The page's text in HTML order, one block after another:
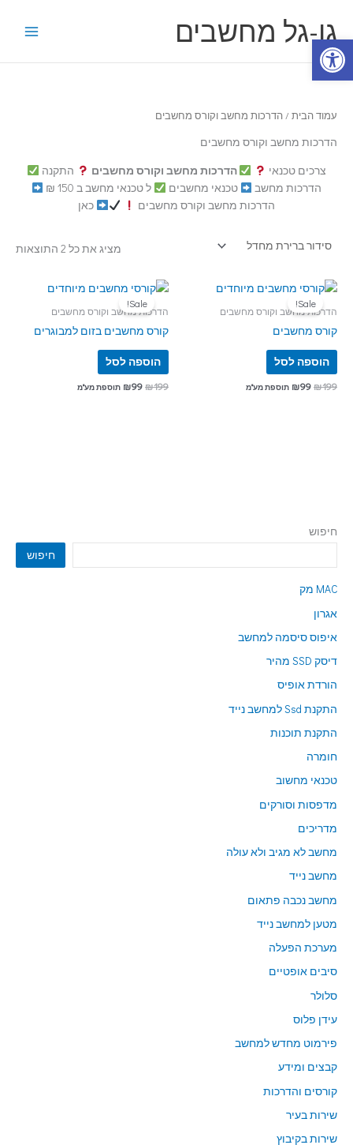
לתוכןגו-גל מחשבים
חיפוש
חיפוש
MAC מק
אגרון
איפוס סיסמה למחשב
דיסק SSD מהיר
הורדת אופיס
התקנת Ssd למחשב נייד
התקנת תוכנות
חומרה
טכנאי מחשוב
מדפסות וסורקים
מדריכים
מחשב לא מגיב ולא עולה
מחשב נייד
מחשב נכבה פתאום
מטען למחשב נייד
מערכת הפעלה
סיבים אופטיים
סלולר
עידן פלוס
פירמוט מחדש למחשב
קבצים ומידע
קורסים והדרכות
שירות בעיר
שירות בקיבוץ
עמוד הבית / הדרכות מחשב וקורס מחשבים
הדרכות מחשב וקורס מחשבים
צרכים טכנאי
הדרכות מחשב וקורס מחשבים
התקנה
הדרכות מחשב
טכנאי מחשבים
ל טכנאי מחשב ב 150 ₪
הדרכות מחשב וקורס מחשבים
כאן
מציג את כל 2 התוצאות
Sale!
הדרכות מחשב וקורס מחשבים
קורס מחשבים
הוספה לסל
₪199
₪99 תוספת מע"מ
Sale!
הדרכות מחשב וקורס מחשבים
קורס מחשבים בזום למבוגרים
הוספה לסל
₪199
₪99 תוספת מע"מ
פתח סרגל נגישות